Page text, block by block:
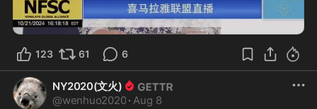
0:01
123 61 6
NY2020(文火)
@wenhuo2020 · Aug 8